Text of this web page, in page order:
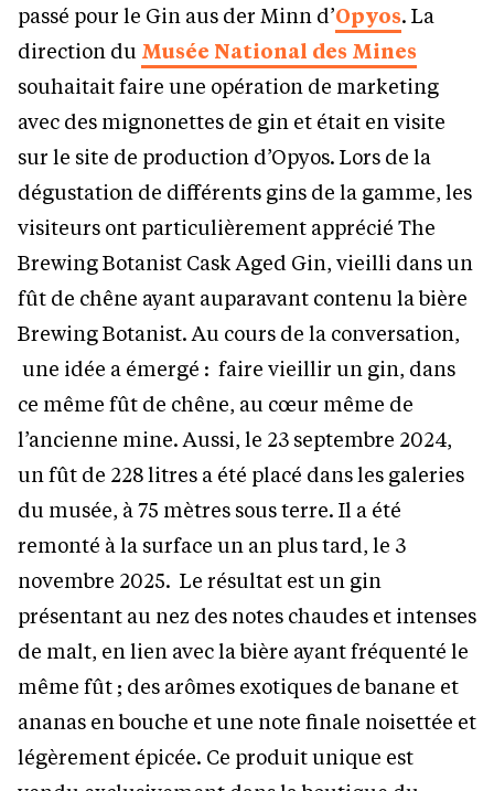
passé pour le Gin aus der Minn d’Opyos. La
direction du Musée National des Mines
souhaitait faire une opération de marketing
avec des mignonettes de gin et était en visite
sur le site de production d’Opyos. Lors de la
dégustation de différents gins de la gamme, les
visiteurs ont particulièrement apprécié The
Brewing Botanist Cask Aged Gin, vieilli dans un
fût de chêne ayant auparavant contenu la bière
Brewing Botanist. Au cours de la conversation,
une idée a émergé : faire vieillir un gin, dans
ce même fût de chêne, au cœur même de
l’ancienne mine. Aussi, le 23 septembre 2024,
un fût de 228 litres a été placé dans les galeries
du musée, à 75 mètres sous terre. Il a été
remonté à la surface un an plus tard, le 3
novembre 2025. Le résultat est un gin
présentant au nez des notes chaudes et intenses
de malt, en lien avec la bière ayant fréquenté le
même fût ; des arômes exotiques de banane et
ananas en bouche et une note finale noisettée et
légèrement épicée. Ce produit unique est